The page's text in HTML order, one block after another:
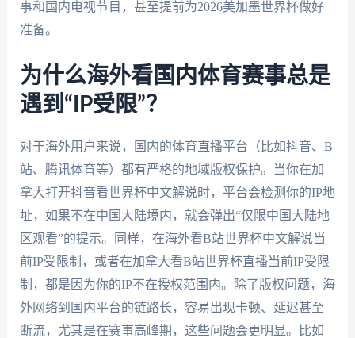
事和国内电视节目，甚至提前为2026美加墨世界杯做好
准备。
为什么海外看国内体育赛事总是
遇到“IP受限”？
对于海外用户来说，国内的体育直播平台（比如抖音、B
站、腾讯体育等）都有严格的地域版权保护。当你在加
拿大打开抖音看世界杯中文解说时，平台会检测你的IP地
址，如果不在中国大陆境内，就会弹出“仅限中国大陆地
区观看”的提示。同样，在海外看B站世界杯中文解说当
前IP受限制，或者在加拿大看B站世界杯直播当前IP受限
制，都是因为你的IP不在授权范围内。除了版权问题，海
外网络到国内平台的链路长，容易出现卡顿、延迟甚至
断流，尤其是在赛事高峰期，这些问题会更明显。比如